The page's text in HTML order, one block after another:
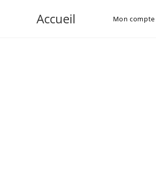
Accueil Mon compte